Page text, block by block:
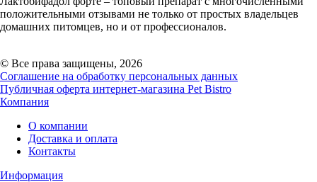
положительными отзывами не только от простых владельцев
домашних питомцев, но и от профессионалов.
© Все права защищены, 2026
Соглашение на обработку персональных данных
Публичная оферта интернет-магазина Pet Bistro
Компания
О компании
Доставка и оплата
Контакты
Информация